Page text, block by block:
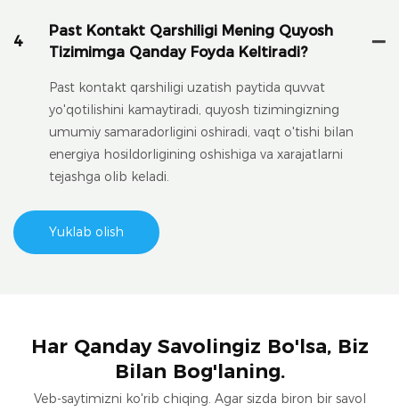
4
Past Kontakt Qarshiligi Mening Quyosh
Tizimimga Qanday Foyda Keltiradi?
Past kontakt qarshiligi uzatish paytida quvvat
yo'qotilishini kamaytiradi, quyosh tizimingizning
umumiy samaradorligini oshiradi, vaqt o'tishi bilan
energiya hosildorligining oshishiga va xarajatlarni
tejashga olib keladi.
Yuklab olish
Har Qanday Savolingiz Bo'lsa, Biz
Bilan Bog'laning.
Veb-saytimizni ko'rib chiqing. Agar sizda biron bir savol